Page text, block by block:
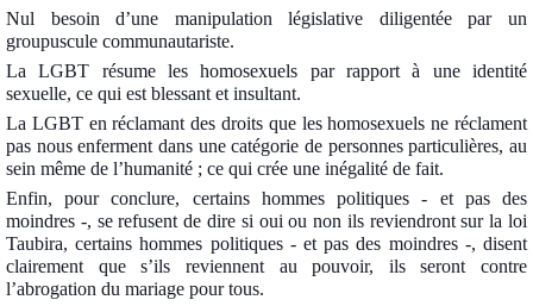
Nul besoin d’une manipulation législative diligentée par un
groupuscule communautariste.
La LGBT résume les homosexuels par rapport à une identité
sexuelle, ce qui est blessant et insultant.
La LGBT en réclamant des droits que les homosexuels ne réclament
pas nous enferment dans une catégorie de personnes particulières, au
sein même de l’humanité ; ce qui crée une inégalité de fait.
Enfin, pour conclure, certains hommes politiques - et pas des
moindres -, se refusent de dire si oui ou non ils reviendront sur la loi
Taubira, certains hommes politiques - et pas des moindres -, disent
clairement que s’ils reviennent au pouvoir, ils seront contre
l’abrogation du mariage pour tous.